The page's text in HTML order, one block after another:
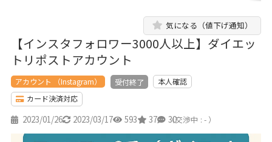
【インスタフォロワー3000人以上】ダイエッ
トリポストアカウント
気になる（値下げ通知）
アカウント （Instagram） 受付終了
本人確認
カード決済対応
2023/01/26 2023/03/17 593 37 30
（交渉中 : - ）